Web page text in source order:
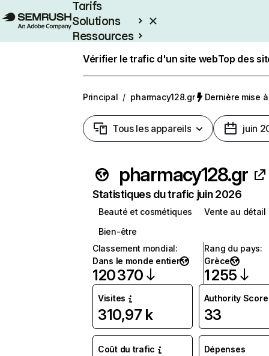
Tarifs
Solutions
Ressources
Vérifier le trafic d'un site webTop des
Principal / pharmacy128.gr Dernière mise
Tous les appareils juin
pharmacy128.gr
Statistiques du trafic juin 2026
Beauté et cosmétiques
Vente au détail
Bien-être
Classement mondial:
Dans le monde entier
120 370
Rang du pays:
Grèce
1 255
Visites
310,97 k
Authority Score
33
Coût du trafic
Dépenses